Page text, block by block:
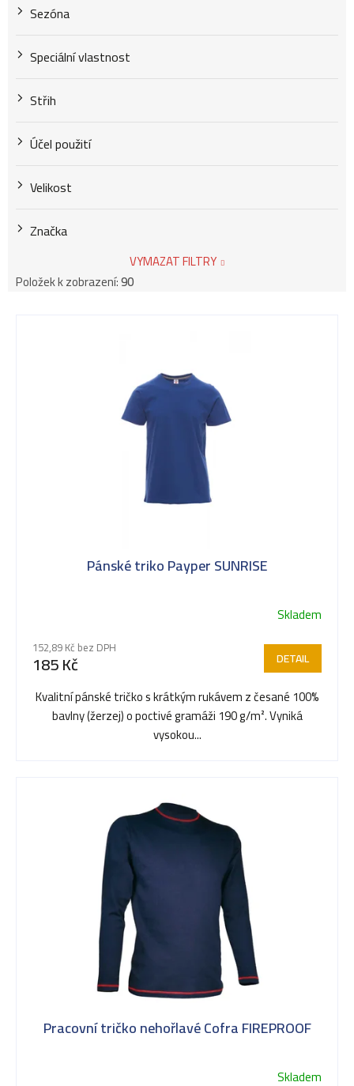
Sezóna
Speciální vlastnost
Střih
Účel použití
Velikost
Značka
VYMAZAT FILTRY
Položek k zobrazení:90
Pánské triko Payper SUNRISE
hodnocení
produktu
je
5,0
Skladem
152,89 Kč bez DPH
185 Kč DETAIL
Kvalitní pánské tričko s krátkým rukávem z česané 100%
bavlny (žerzej) o poctivé gramáži 190 g/m². Vyniká
vysokou...
Pracovní tričko nehořlavé Cofra FIREPROOF
Skladem